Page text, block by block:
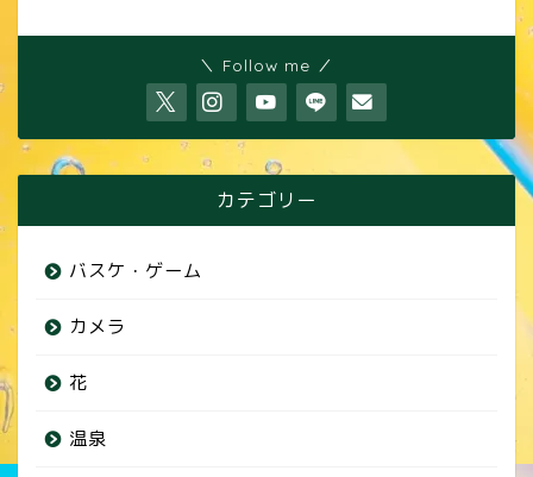
＼ Follow me ／
カテゴリー
バスケ・ゲーム
カメラ
花
温泉